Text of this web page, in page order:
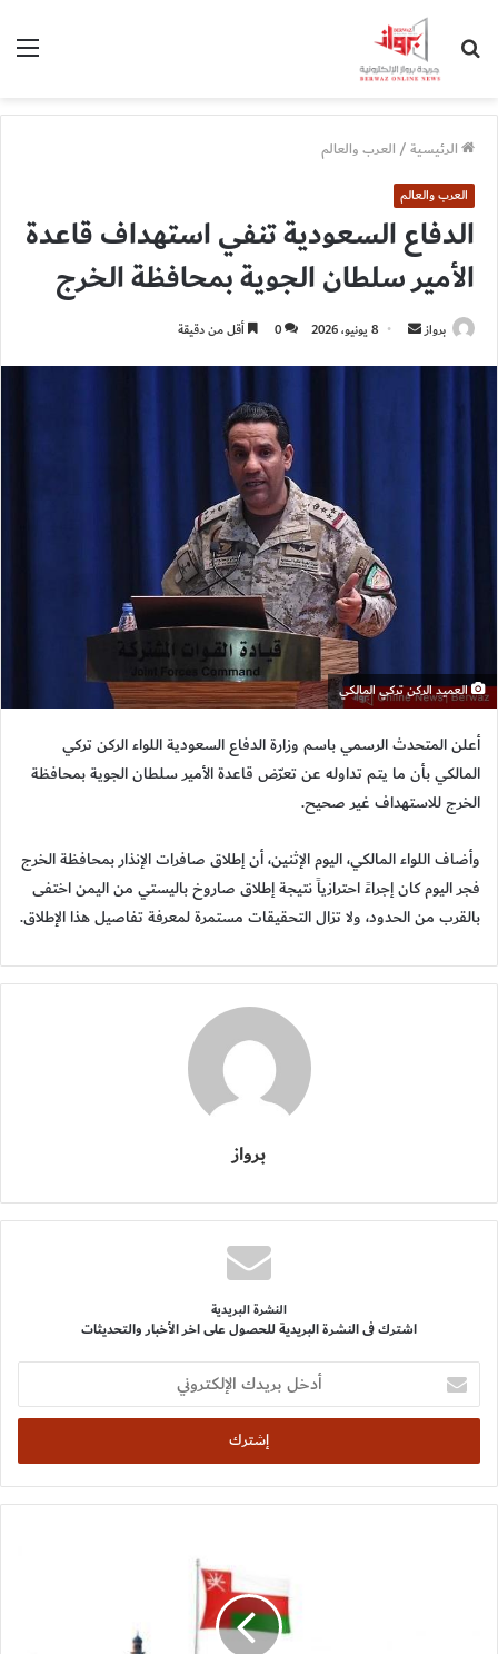
الرئيسية/العرب والعالم
العرب والعالم
الدفاع السعودية تنفي استهداف قاعدة
الأمير سلطان الجوية بمحافظة الخرج
برواز
أرسل 8 يونيو، 2026 0 أقل من دقيقة
العميد الركن تركي المالكي
أعلن المتحدث الرسمي باسم وزارة الدفاع السعودية اللواء الركن تركي
المالكي بأن ما يتم تداوله عن تعرّض قاعدة الأمير سلطان الجوية بمحافظة
الخرج للاستهداف غير صحيح.
وأضاف اللواء المالكي، اليوم الإثنين، أن إطلاق صافرات الإنذار بمحافظة الخرج
فجر اليوم كان إجراءً احترازياً نتيجة إطلاق صاروخ باليستي من اليمن اختفى
بالقرب من الحدود، ولا تزال التحقيقات مستمرة لمعرفة تفاصيل هذا الإطلاق.
برواز
النشرة البريدية
اشترك فى النشرة البريدية للحصول على اخر الأخبار والتحديثات
أدخل
بريدك
الإلكتروني